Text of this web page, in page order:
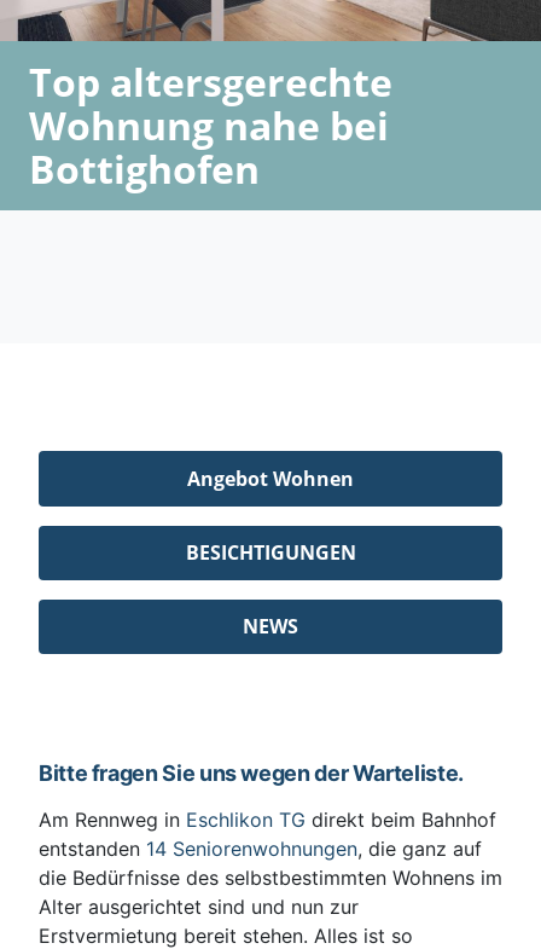
Top altersgerechte
Wohnung nahe bei
Bottighofen
Angebot Wohnen
BESICHTIGUNGEN
NEWS
Bitte fragen Sie uns wegen der Warteliste.
Am Rennweg in Eschlikon TG direkt beim Bahnhof
entstanden 14 Seniorenwohnungen, die ganz auf
die Bedürfnisse des selbstbestimmten Wohnens im
Alter ausgerichtet sind und nun zur
Erstvermietung bereit stehen. Alles ist so